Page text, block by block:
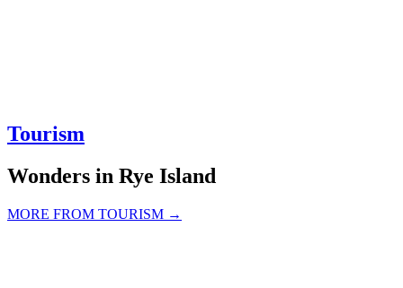
Tourism
Wonders in Rye Island
MORE FROM TOURISM →